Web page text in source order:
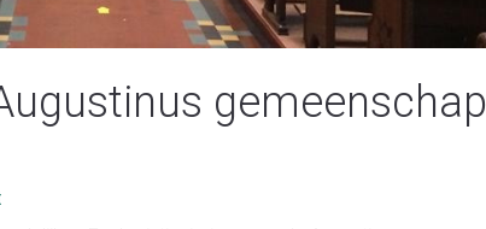
gemeenschap